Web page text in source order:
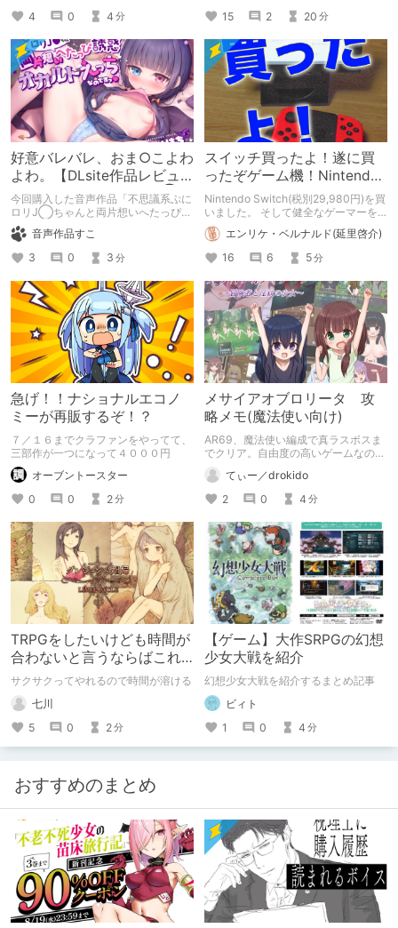
4
0 4 分
15
2 20 分
好意バレバレ、おま○こよわ
よわ。【DLsite作品レビュ
ー：不思議系ぷにロリJ◯ち
ゃんと両片想い～】
今回購入した音声作品「不思議系ぷに
ロリJ◯ちゃんと両片想いへたっぴ誘
惑オカルトえっち、なのですっ♪〜好
意バレバレ甘オホえっちで未来を見透
かして見せるのです〜」を６項目５段
階で評価します。
音声作品すこ
3
0 3 分
スイッチ買ったよ！遂に買
ったぞゲーム機！Nintendo
Switch！
Nintendo Switch(税別29,980円)を買
いました。 そして健全なゲーマーを
目指す！ Switchは1日1時間！
エンリケ・ベルナルド(延里啓介)
16
6 5分
急げ！！ナショナルエコノ
ミーが再販するぞ！？
７／１６までクラファンをやってて、
三部作が一つになって４０００円
オーブントースター
0
0 2分
メサイアオブロリータ 攻
略メモ(魔法使い向け)
AR69、魔法使い編成で真ラスボスま
でクリア。自由度の高いゲームなので
色々な軌跡があって然るべきと思い以
下に攻略メモを残します。皆さんの冒
険の一助になれば幸い。
てぃー／drokido
2
0 4 分
TRPGをしたいけども時間が
合わないと言うならばこれ
をやろう
サクサクってやれるので時間が溶ける
七川
5
0 2分
【ゲーム】大作SRPGの幻想
少女大戦を紹介
幻想少女大戦を紹介するまとめ記事
ビィト
1
0 4 分
おすすめのまとめ